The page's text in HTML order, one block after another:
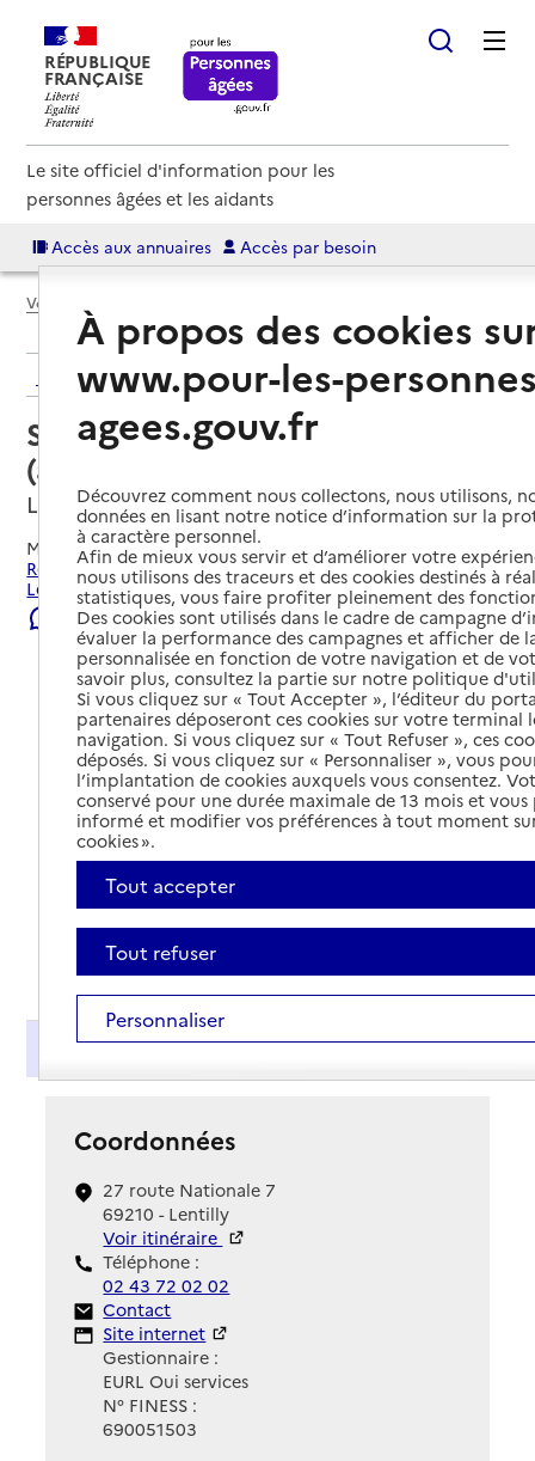
RÉPUBLIQUE
FRANÇAISE
Le site officiel d'information pour les
personnes âgées et les aidants
Accès aux annuaires Accès par besoin
Voir le fil d’Ariane
Retour aux résultats de l'annuaire
Service autonomie à domicile
(aide) – Oui services
Lentilly, RHONE
Mis à jour le22/07/2026
Rechercher les établissements et services autour de
Lentilly.
Signaler une erreur
Présentation
Coordonnées
27 route Nationale 7
69210 - Lentilly
Voir itinéraire
Téléphone :
02 43 72 02 02
Contact
Contact
Site Internet
Site internet
Gestionnaire :
EURL Oui services
N° FINESS :
690051503
À propos des cookies
www.pour-les-
agees.gouv.fr
Découvrez comment nous collectons, nous utilisons,
données en lisant notre notice d’information sur la
à caractère personnel.
Afin de mieux vous servir et d’améliorer votre
nous utilisons des traceurs et des cookies destinés à
statistiques, vous faire profiter pleinement des
Des cookies sont utilisés dans le cadre de campagne
évaluer la performance des campagnes et afficher de
personnalisée en fonction de votre navigation et de
savoir plus, consultez la partie sur notre politique
Si vous cliquez sur « Tout Accepter », l’éditeur du
partenaires déposeront ces cookies sur votre terminal
navigation. Si vous cliquez sur « Tout Refuser », ces
déposés. Si vous cliquez sur « Personnaliser », vous
l’implantation de cookies auxquels vous consentez.
conservé pour une durée maximale de 13 mois et
informé et modifier vos préférences à tout moment
cookies ».
Tout accepter
Tout refuser
Personnaliser